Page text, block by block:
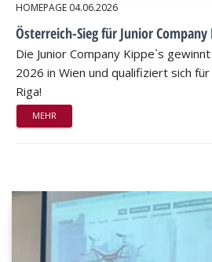
HOMEPAGE 04.06.2026
Österreich-Sieg für Junior
Die Junior Company Kippe`s
2026 in Wien und qualifiziert sich
Riga!
MEHR